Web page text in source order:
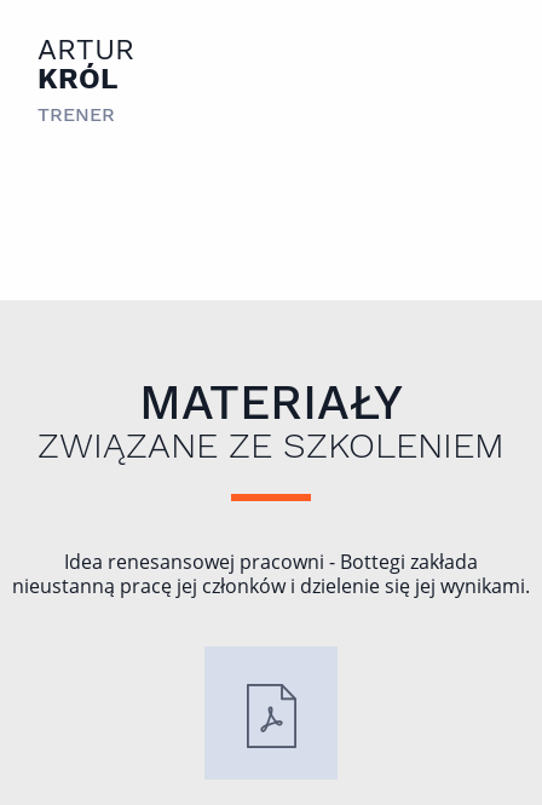
ARTUR
KRÓL
TRENER
MATERIAŁY
ZWIĄZANE ZE SZKOLENIEM
Idea renesansowej pracowni - Bottegi zakłada
nieustanną pracę jej członków i dzielenie się jej wynikami.